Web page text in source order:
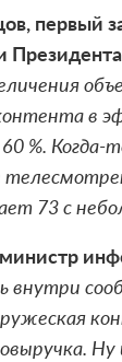
первый
в
%.
73 с
внутри
Ну